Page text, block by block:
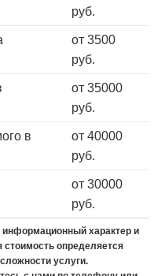
руб.
от 3500
руб.
от 35000
руб.
в
от 40000
руб.
от 30000
руб.
характер и
определяется
услуги.